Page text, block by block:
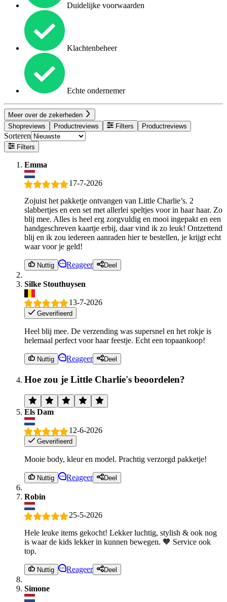
Duidelijke voorwaarden
Klachtenbeheer
Echte ondernemer
Meer over de zekerheden
Shopreviews
Productreviews Filters Productreviews
Sorteren
Filters
Emma
17-7-2026
Zojuist het pakketje ontvangen van Little Charlie’s. 2
slabbertjes en een set met allerlei speltjes voor in haar haar. Zo
blij mee. Alles is heel erg zorgvuldig en mooi ingepakt en een
handgeschreven kaartje erbij, daar vind ik zo leuk! Ontzettend
blij en ik zou iedereen aanraden hier te bestellen, je krijgt echt
waar voor je geld!
Nuttig Reageer Deel
Silke Stouthuysen
13-7-2026
Geverifieerd
Heel blij mee. De verzending was supersnel en het rokje is
helemaal perfect voor haar feestje. Echt een topaankoop!
Nuttig Reageer Deel
Hoe zou je Little Charlie's beoordelen?
Els Dam
12-6-2026
Geverifieerd
Mooie body, kleur en model. Prachtig verzorgd pakketje!
Nuttig Reageer Deel
Robin
25-5-2026
Hele leuke items gekocht! Lekker luchtig, stylish & ook nog
is waar de kids lekker in kunnen bewegen. 🧡 Service ook
top.
Nuttig Reageer Deel
Simone